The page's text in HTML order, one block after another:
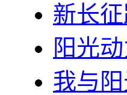
新长
阳光
我与